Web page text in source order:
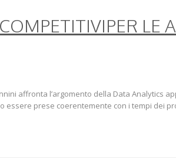
LE
affronta l’argomento della Data Analytics
prese coerentemente con i tempi dei